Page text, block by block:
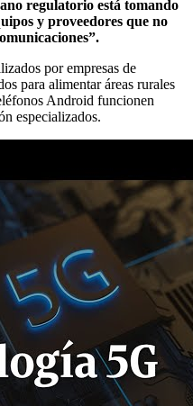
regulatorio está tomando
y proveedores que no
por empresas de
para alimentar áreas rurales
Android funcionen
especializados.